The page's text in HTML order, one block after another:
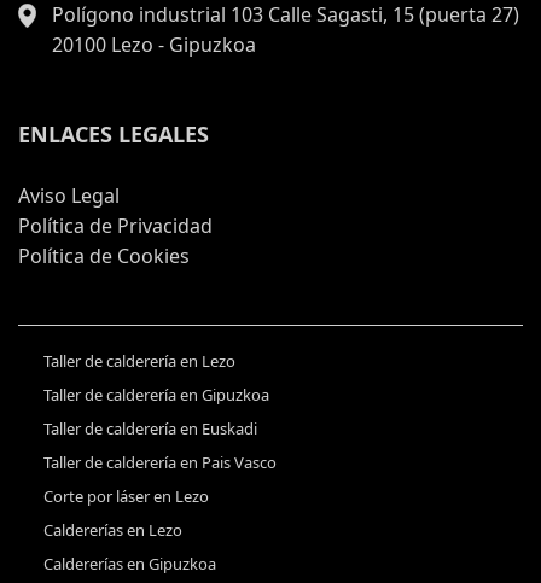
Polígono industrial 103 Calle Sagasti, 15 (puerta 27)
20100 Lezo - Gipuzkoa
ENLACES LEGALES
Aviso Legal
Política de Privacidad
Política de Cookies
Taller de calderería en Lezo
Taller de calderería en Gipuzkoa
Taller de calderería en Euskadi
Taller de calderería en Pais Vasco
Corte por láser en Lezo
Caldererías en Lezo
Caldererías en Gipuzkoa